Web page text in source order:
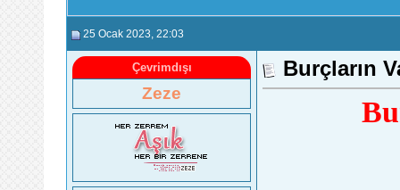
25 Ocak 2023 , 22:03
Çevrimdışı
Zeze
Burçların